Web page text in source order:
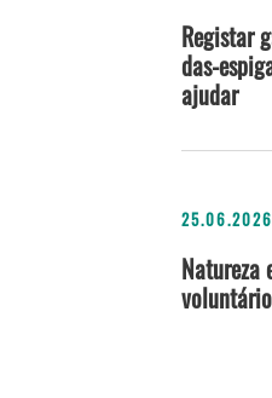
Registar
das-
ajudar
25.06.2026
Natureza